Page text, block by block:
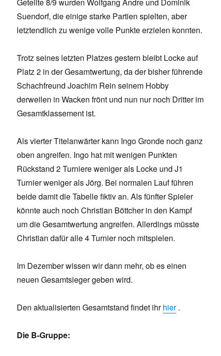
Suendorf, die einige starke Partien spielten, aber
letztendlich zu wenige volle Punkte erzielen konnten.
Trotz seines letzten Platzes gestern bleibt Locke auf
Platz 2 in der Gesamtwertung, da der bisher führende
Schachfreund Joachim Rein seinem Hobby
derweilen in Wacken frönt und nun nur noch Dritter im
Gesamtklassement ist.
Als vierter Titelanwärter kann Ingo Gronde noch ganz
oben angreifen. Ingo hat mit wenigen Punkten
Rückstand 2 Turniere weniger als Locke und J1
Turnier weniger als Jörg. Bei normalen Lauf führen
beide damit die Tabelle fiktiv an. Als fünfter Spieler
könnte auch noch Christian Böttcher in den Kampf
um die Gesamtwertung angreifen. Allerdings müsste
Christian dafür alle 4 Turnier noch mitspielen.
Im Dezember wissen wir dann mehr, ob es einen
neuen Gesamtsieger geben wird.
Den aktualisierten Gesamtstand findet ihrhier.
Die B-Gruppe: